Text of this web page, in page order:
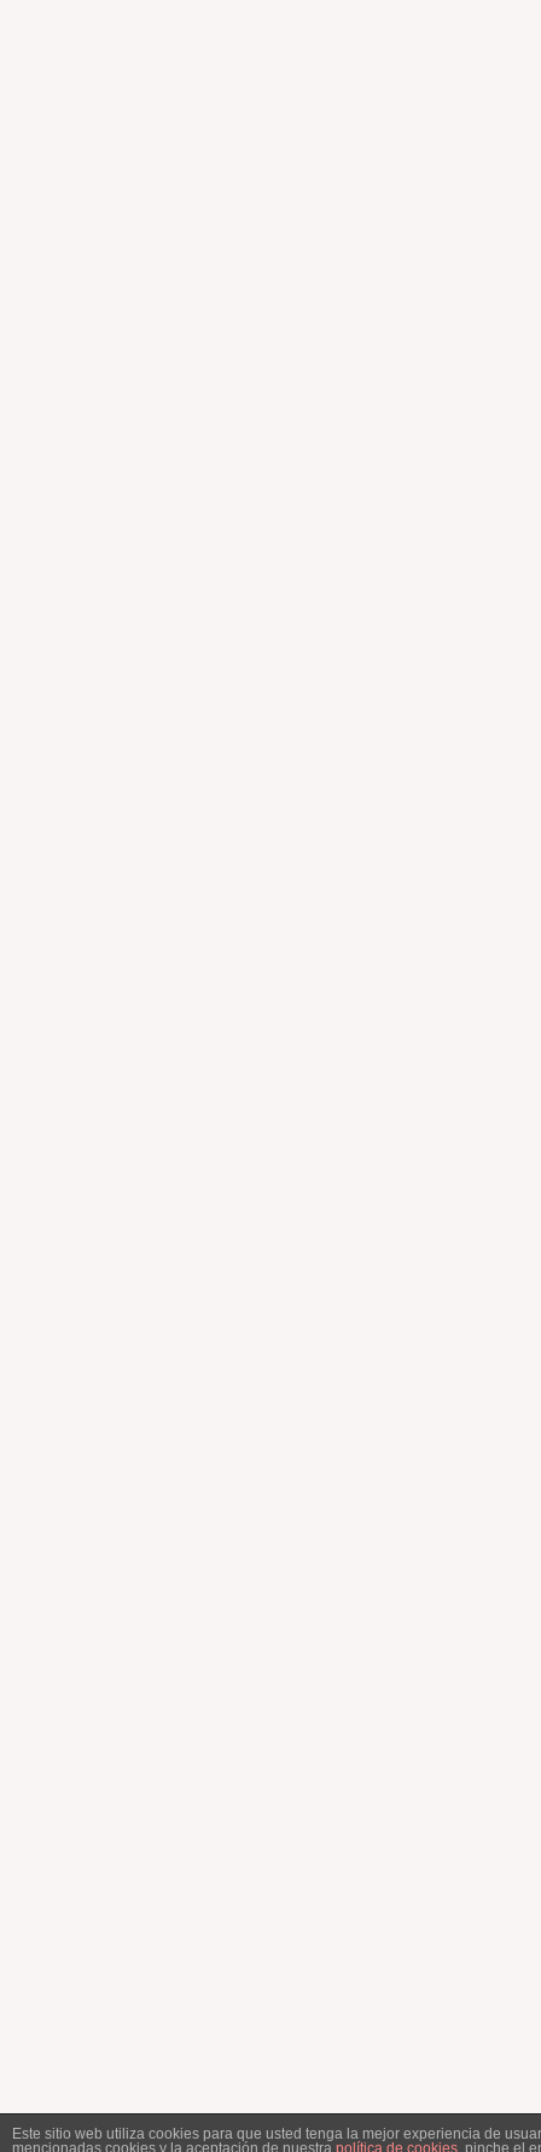
Este sitio web utiliza cookies para que usted tenga la mejor experiencia de
mencionadas cookies y la aceptación de nuestra política de cookies , pinche el